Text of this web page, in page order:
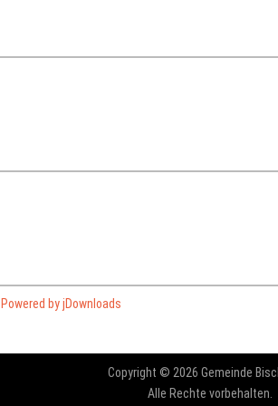
Powered by jDownloads
Copyright © 2026 Gemeinde
Alle Rechte vorbehalten.